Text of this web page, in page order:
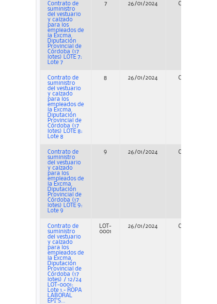
Contrato de
suministro
del vestuario
y calzado
para los
empleados de
la Excma.
Diputación
Provincial de
Córdoba (17
lotes) LOTE 7:
Lote 7
7 26/01/2024 Concurso
Contrato de
suministro
del vestuario
y calzado
para los
empleados de
la Excma.
Diputación
Provincial de
Córdoba (17
lotes) LOTE 8:
Lote 8
8 26/01/2024 Concurso
Contrato de
suministro
del vestuario
y calzado
para los
empleados de
la Excma.
Diputación
Provincial de
Córdoba (17
lotes) LOTE 9:
Lote 9
9 26/01/2024 Concurso
Contrato de
suministro
del vestuario
y calzado
para los
empleados de
la Excma.
Diputación
Provincial de
Córdoba (17
lotes) / 12/24
LOT-0001:
Lote 1.- ROPA
LABORAL
EPI’S...
LOT-
0001
26/01/2024 Concurso